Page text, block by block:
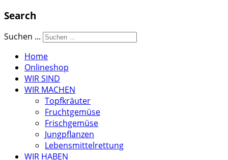
Search
Suchen ...
Home
Onlineshop
WIR SIND
WIR MACHEN
Topfkräuter
Fruchtgemüse
Frischgemüse
Jungpflanzen
Lebensmittelrettung
WIR HABEN